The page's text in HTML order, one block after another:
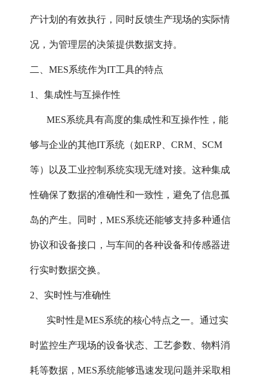
产计划的有效执行，同时反馈生产现场的实际情
况，为管理层的决策提供数据支持。
二、MES系统作为IT工具的特点
1、集成性与互操作性‌
MES系统具有高度的集成性和互操作性，能
够与企业的其他IT系统（如ERP、CRM、SCM
等）以及工业控制系统实现无缝对接。这种集成
性确保了数据的准确性和一致性，避免了信息孤
岛的产生。同时，MES系统还能够支持多种通信
协议和设备接口，与车间的各种设备和传感器进
行实时数据交换。
2、实时性与准确性‌
实时性是MES系统的核心特点之一。通过实
时监控生产现场的设备状态、工艺参数、物料消
耗等数据，MES系统能够迅速发现问题并采取相